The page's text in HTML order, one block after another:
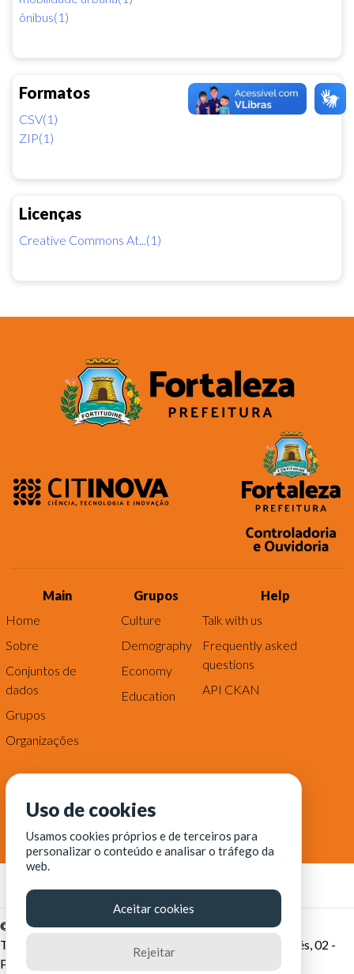
ônibus(1)
Formatos
CSV(1)
ZIP(1)
Licenças
Creative Commons At...(1)
Main
Home
Sobre
Conjuntos de
dados
Grupos
Organizações
Grupos
Culture
Demography
Economy
Education
Help
Talk with us
Frequently asked
questions
API CKAN
© Fortaleza Digital || CITINOVA - Fundação de Ciência,
Tecnologia e Inovação de Fortaleza - Rua dos Tremembés, 02 -
Praia de Iracema - Fortaleza-CE
Uso de cookies
Usamos cookies próprios e de terceiros para
personalizar o conteúdo e analisar o tráfego da
web.
Aceitar cookies
Rejeitar